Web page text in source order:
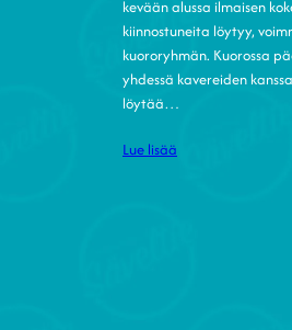
kevään alussa ilmaisen
kiinnostuneita löytyy,
kuororyhmän. Kuorossa
yhdessä kavereiden
löytää…
Lue lisää